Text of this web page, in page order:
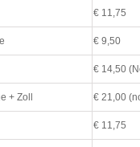
€ 11,75
€ 9,50
€ 14,50
+ Zoll
€ 21,00
€ 11,75